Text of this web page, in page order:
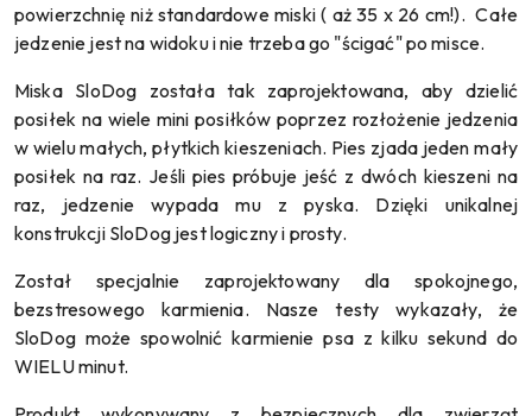
powierzchnię niż standardowe miski ( aż 35 x 26 cm!). Całe
jedzenie jest na widoku i nie trzeba go "ścigać" po misce.
Miska SloDog została tak zaprojektowana, aby dzielić
posiłek na wiele mini posiłków poprzez rozłożenie jedzenia
w wielu małych, płytkich kieszeniach. Pies zjada jeden mały
posiłek na raz. Jeśli pies próbuje jeść z dwóch kieszeni na
raz, jedzenie wypada mu z pyska. Dzięki unikalnej
konstrukcji SloDog jest logiczny i prosty.
Został specjalnie zaprojektowany dla spokojnego,
bezstresowego karmienia. Nasze testy wykazały, że
SloDog może spowolnić karmienie psa z kilku sekund do
WIELU minut.